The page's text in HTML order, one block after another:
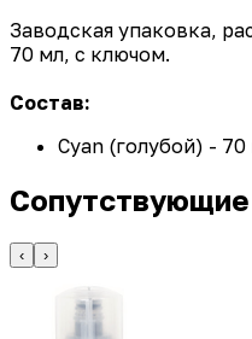
Заводская упаковка,
70 мл, с ключом.
Состав:
Cyan (голубой) - 70
‹ ›